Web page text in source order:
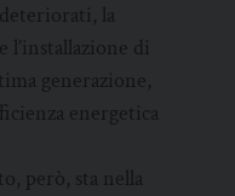
la
l’installazione di
generazione,
energetica
però, sta nella